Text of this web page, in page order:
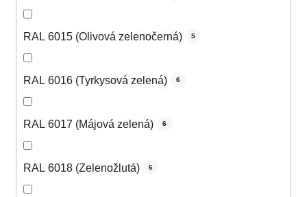
RAL 6015 (Olivová zelenočerná) 5
RAL 6016 (Tyrkysová zelená) 6
RAL 6017 (Májová zelená) 6
RAL 6018 (Zelenožlutá) 6